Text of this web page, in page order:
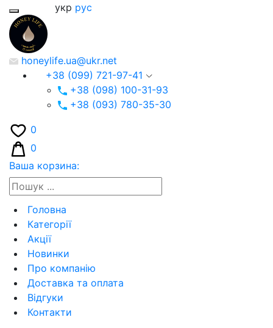
укр рус
honeylife.ua@ukr.net
+38 (099) 721-97-41
+38 (098) 100-31-93
+38 (093) 780-35-30
0
0
Ваша корзина:
Головна
Категорії
Акції
Новинки
Про компанію
Доставка та оплата
Відгуки
Контакти